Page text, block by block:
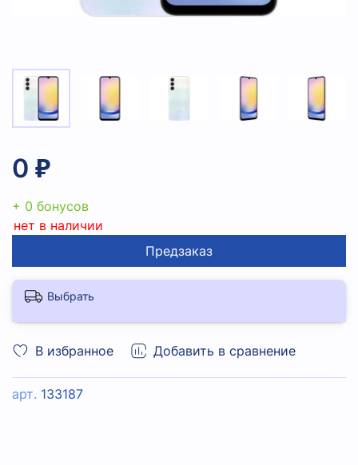
В избранное Добавить в сравнение
арт. 133187
0 ₽
+ 0 бонусов
нет в наличии
Предзаказ
Выбрать